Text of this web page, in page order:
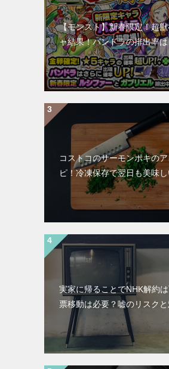
【モンスト】新春限定！超
ャ結果！パンドラの排出率
コストコのサーモンポキの
ピ！冷凍保存で翌日も美味
実家に帰ることでNHK解約
票移動は必要？嘘のリスク